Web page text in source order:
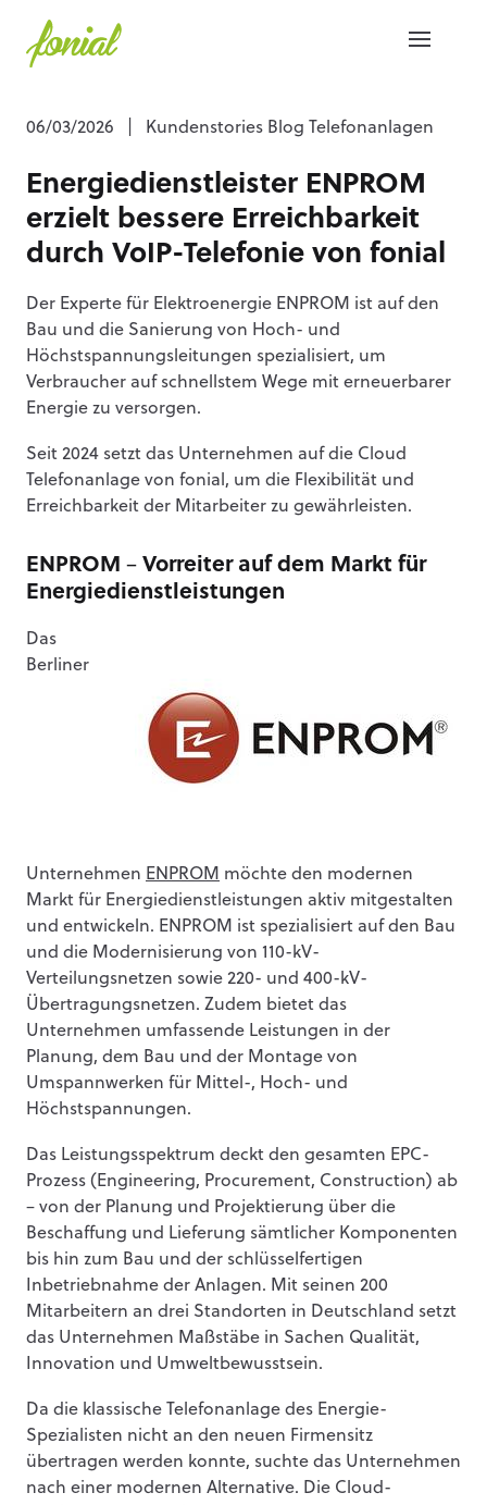
06/03/2026 Kundenstories Blog Telefonanlagen
Energiedienstleister ENPROM
erzielt bessere Erreichbarkeit
durch VoIP-Telefonie von fonial
Der Experte für Elektroenergie ENPROM ist auf den
Bau und die Sanierung von Hoch- und
Höchstspannungsleitungen spezialisiert, um
Verbraucher auf schnellstem Wege mit erneuerbarer
Energie zu versorgen.
Seit 2024 setzt das Unternehmen auf die Cloud
Telefonanlage von fonial, um die Flexibilität und
Erreichbarkeit der Mitarbeiter zu gewährleisten.
ENPROM – Vorreiter auf dem Markt für
Energiedienstleistungen
Das
Berliner
Unternehmen ENPROM möchte den modernen
Markt für Energiedienstleistungen aktiv mitgestalten
und entwickeln. ENPROM ist spezialisiert auf den Bau
und die Modernisierung von 110-kV-
Verteilungsnetzen sowie 220- und 400-kV-
Übertragungsnetzen. Zudem bietet das
Unternehmen umfassende Leistungen in der
Planung, dem Bau und der Montage von
Umspannwerken für Mittel-, Hoch- und
Höchstspannungen.
Das Leistungsspektrum deckt den gesamten EPC-
Prozess (Engineering, Procurement, Construction) ab
– von der Planung und Projektierung über die
Beschaffung und Lieferung sämtlicher Komponenten
bis hin zum Bau und der schlüsselfertigen
Inbetriebnahme der Anlagen. Mit seinen 200
Mitarbeitern an drei Standorten in Deutschland setzt
das Unternehmen Maßstäbe in Sachen Qualität,
Innovation und Umweltbewusstsein.
Da die klassische Telefonanlage des Energie-
Spezialisten nicht an den neuen Firmensitz
übertragen werden konnte, suchte das Unternehmen
nach einer modernen Alternative. Die Cloud-